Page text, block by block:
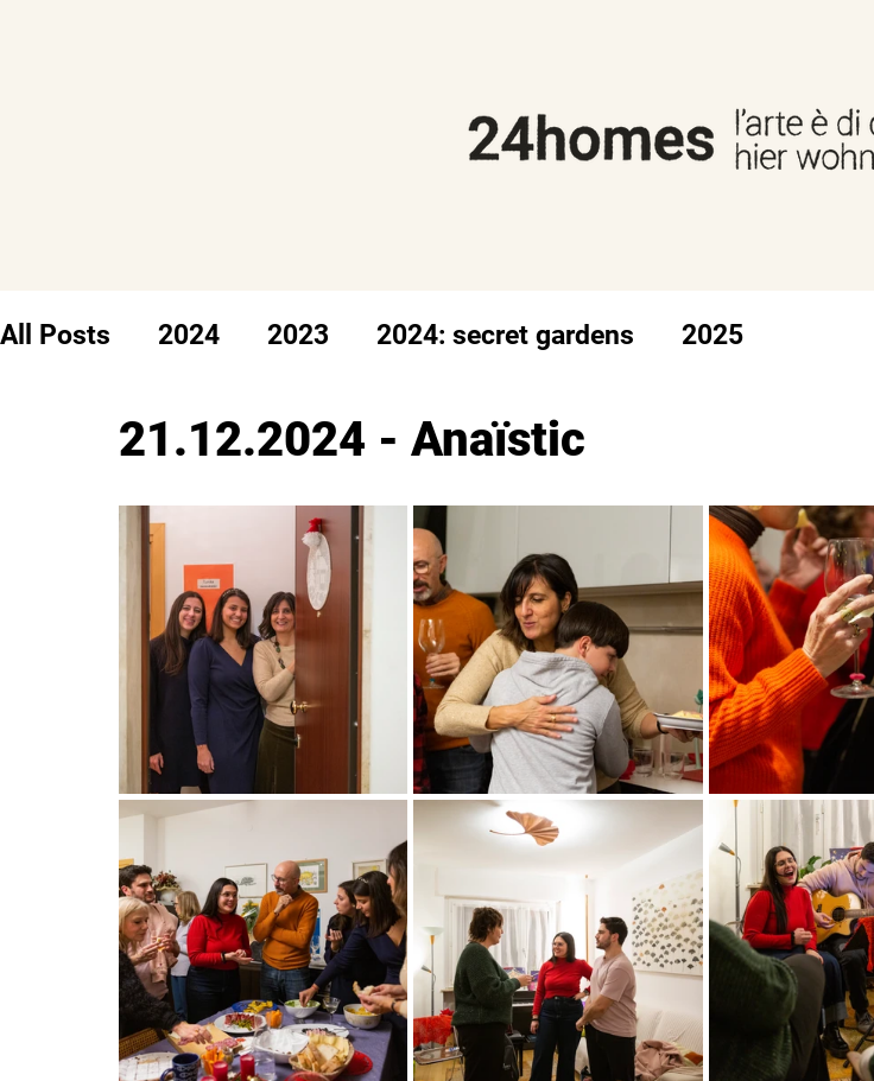
All Posts 2024 2023 2024: secret gardens 2025
21.12.2024 - Anaïstic